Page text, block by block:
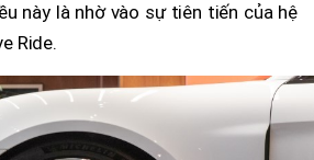
này là nhờ vào sự tiên tiến của hệ
Ride.